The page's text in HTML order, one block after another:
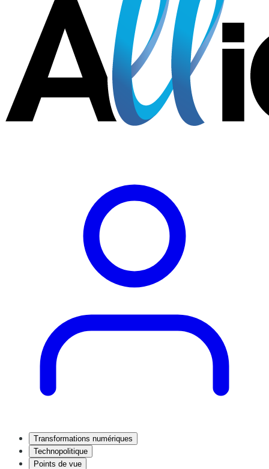
Transformations numériques
Technopolitique
Points de vue